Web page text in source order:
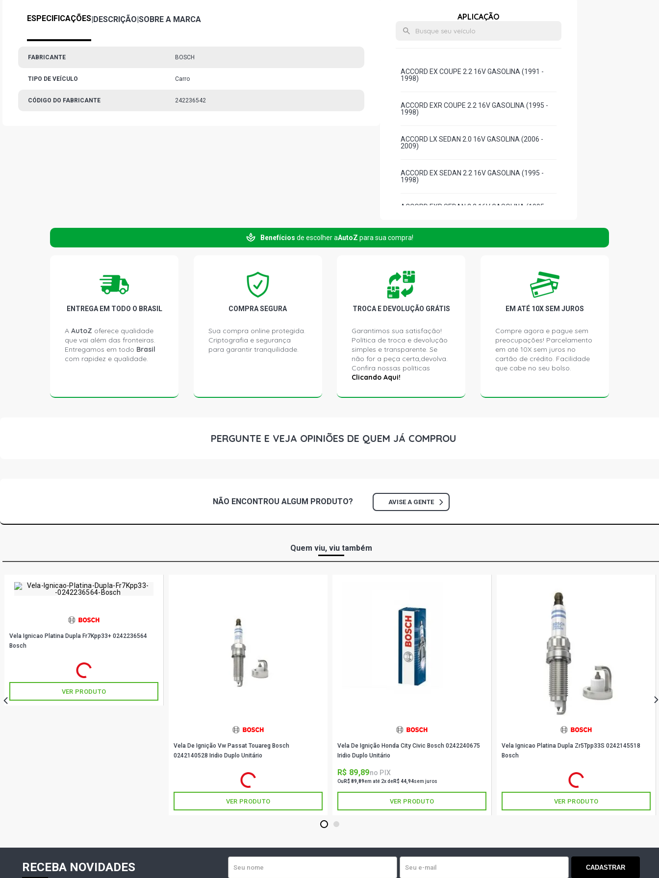
ESPECIFICAÇÕES|DESCRIÇÃO|SOBRE A MARCA
FABRICANTE BOSCH
TIPO DE VEÍCULO Carro
CÓDIGO DO FABRICANTE 242236542
APLICAÇÃO
ACCORD EX COUPE 2.2 16V GASOLINA (1991 -
1998)
ACCORD EXR COUPE 2.2 16V GASOLINA (1995 -
1998)
ACCORD LX SEDAN 2.0 16V GASOLINA (2006 -
2009)
ACCORD EX SEDAN 2.2 16V GASOLINA (1995 -
1998)
ACCORD EXR SEDAN 2.2 16V GASOLINA (1995 -
ACCORD LX SEDAN 2.2 16V GASOLINA (1991 -
1998)
ACCORD EX SEDAN 2.3 16V GASOLINA (1995 -
1999)
ACCORD EXR SEDAN 2.3 16V GASOLINA (1995 -
1999)
ACCORD EX SEDAN 3.0 24V MDC.BE TURBO V6
GASOLINA (2003 - 2007)
- 2000)
CIVIC EX COUPE 1.6 16V GASOLINA (1991 - 2000)
CIVIC EXS COUPE 1.6 16V GASOLINA (1991 - 1998)
CIVIC SI HATCH 1.6 16V GASOLINA (1991 - 2000)
CIVIC VTI HATCH 1.6 16V GASOLINA (1992 - 1998)
CIVIC LX SEDAN 1.5 16V GASOLINA (1992 - 1997)
(1991 - 2000)
CIVIC LX IMPORTADO SEDAN 1.6 16V GASOLINA
2000)
Benefícios de escolher aAutoZ para sua compra!
ENTREGA EM TODO O BRASIL
A AutoZ oferece qualidade
que vai além das fronteiras.
Entregamos em todo Brasil
com rapidez e qualidade.
COMPRA SEGURA
Sua compra online protegida.
Criptografia e segurança
para garantir tranquilidade.
TROCA E DEVOLUÇÃO GRÁTIS
Garantimos sua satisfação!
Política de troca e devolução
simples e transparente. Se
não for a peça certa,devolva.
Confira nossas políticas
Clicando Aqui!
EM ATÉ 10X SEM JUROS
Compre agora e pague sem
preocupações! Parcelamento
em até 10X sem juros no
cartão de crédito. Facilidade
que cabe no seu bolso.
PERGUNTE E VEJA OPINIÕES DE QUEM JÁ COMPROU
NÃO ENCONTROU ALGUM PRODUTO? AVISE A GENTE
Quem viu, viu também
Vela Ignicao Platina Dupla Fr7Kpp33+ 0242236564
Bosch
R$ 38,28
VER PRODUTO
Vela De Ignição Vw Passat Touareg Bosch
0242140528 Iridio Duplo Unitário
R$ 31,81
VER PRODUTO
Vela De Ignição Honda City Civic Bosch 0242240675
Iridio Duplo Unitário
R$ 89,89no PIX
Ou R$ 89,89em até 2x deR$ 44,94sem juros
VER PRODUTO
Vela Ignicao Platina Dupla Zr5Tpp33S 0242145518
Bosch
R$ 34,45
VER PRODUTO
1 2
RECEBA NOVIDADES CADASTRAR